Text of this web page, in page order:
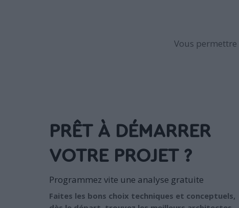
Vous
PRÊT À DÉMARRER
VOTRE PROJET ?
Programmez vite une analyse gratuite
Faites les bons choix techniques et conceptuels,